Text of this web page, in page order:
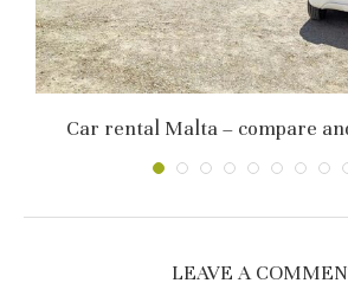
Car rental Malta – compare
LEAVE A